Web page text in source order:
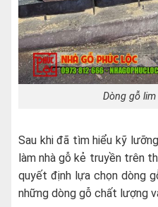
Dòng gỗ
Sau khi đã tìm hiểu kỹ
làm nhà gỗ kẻ truyền trên
quyết định lựa chọn dòng
những dòng gỗ chất lượng